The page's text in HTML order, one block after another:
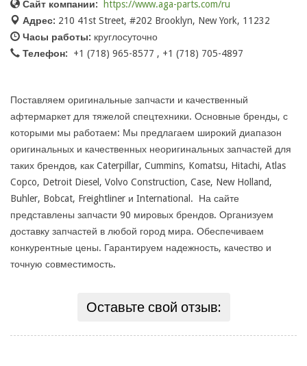
Сайт компании:
https://www.aga-parts.com/ru
Адрес: 210 41st Street, #202 Brooklyn, New York, 11232
Часы работы: круглосуточно
Телефон:
+1 (718) 965-8577 , +1 (718) 705-4897
Поставляем оригинальные запчасти и качественный
афтермаркет для тяжелой спецтехники. Основные бренды, с
которыми мы работаем: Мы предлагаем широкий диапазон
оригинальных и качественных неоригинальных запчастей для
таких брендов, как Caterpillar, Cummins, Komatsu, Hitachi, Atlas
Copco, Detroit Diesel, Volvo Construction, Case, New Holland,
Buhler, Bobcat, Freightliner и International. На сайте
представлены запчасти 90 мировых брендов. Организуем
доставку запчастей в любой город мира. Обеспечиваем
конкурентные цены. Гарантируем надежность, качество и
точную совместимость.
Оставьте свой отзыв: